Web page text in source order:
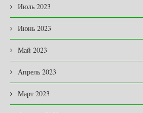
Июль 2023
Июнь 2023
Май 2023
Апрель 2023
Март 2023